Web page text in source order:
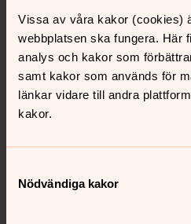
Vissa av våra kakor (cookies)
webbplatsen ska fungera. Här
analys och kakor som
samt kakor som används för
länkar vidare till andra
kakor.
Nödvändiga kakor
E-post till Gårdsby
E-post till Söraby, Sjösås
E-post till Lammhults